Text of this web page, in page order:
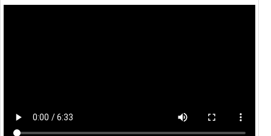
nghệ T-Tech Việt Nam